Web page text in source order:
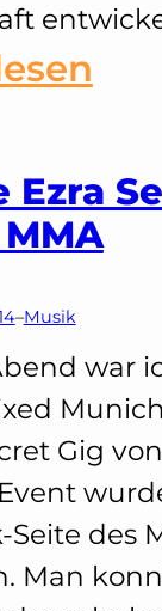
&
ich
als
Ezra
–Musik
war
Gig
Seite des
Man